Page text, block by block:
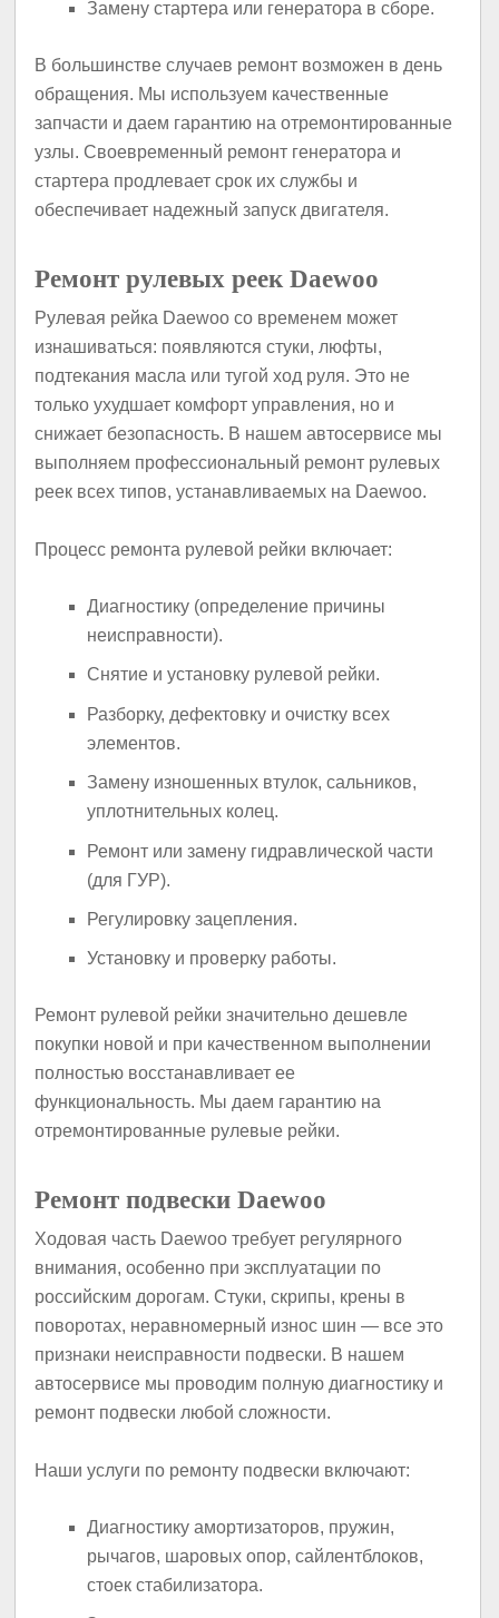
Замену стартера или генератора в сборе.
В большинстве случаев ремонт возможен в день
обращения. Мы используем качественные
запчасти и даем гарантию на отремонтированные
узлы. Своевременный ремонт генератора и
стартера продлевает срок их службы и
обеспечивает надежный запуск двигателя.
Ремонт рулевых реек Daewoo
Рулевая рейка Daewoo со временем может
изнашиваться: появляются стуки, люфты,
подтекания масла или тугой ход руля. Это не
только ухудшает комфорт управления, но и
снижает безопасность. В нашем автосервисе мы
выполняем профессиональный ремонт рулевых
реек всех типов, устанавливаемых на Daewoo.
Процесс ремонта рулевой рейки включает:
Диагностику (определение причины
неисправности).
Снятие и установку рулевой рейки.
Разборку, дефектовку и очистку всех
элементов.
Замену изношенных втулок, сальников,
уплотнительных колец.
Ремонт или замену гидравлической части
(для ГУР).
Регулировку зацепления.
Установку и проверку работы.
Ремонт рулевой рейки значительно дешевле
покупки новой и при качественном выполнении
полностью восстанавливает ее
функциональность. Мы даем гарантию на
отремонтированные рулевые рейки.
Ремонт подвески Daewoo
Ходовая часть Daewoo требует регулярного
внимания, особенно при эксплуатации по
российским дорогам. Стуки, скрипы, крены в
поворотах, неравномерный износ шин — все это
признаки неисправности подвески. В нашем
автосервисе мы проводим полную диагностику и
ремонт подвески любой сложности.
Наши услуги по ремонту подвески включают:
Диагностику амортизаторов, пружин,
рычагов, шаровых опор, сайлентблоков,
стоек стабилизатора.